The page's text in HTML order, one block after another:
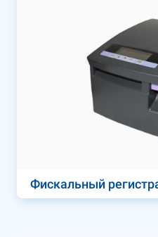
Фискальный